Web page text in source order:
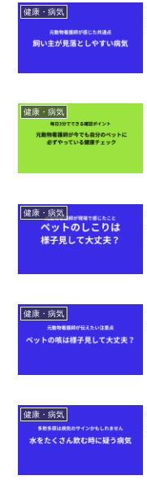
健康・病気
健康・病気
健康・病気
健康・病気
健康・病気